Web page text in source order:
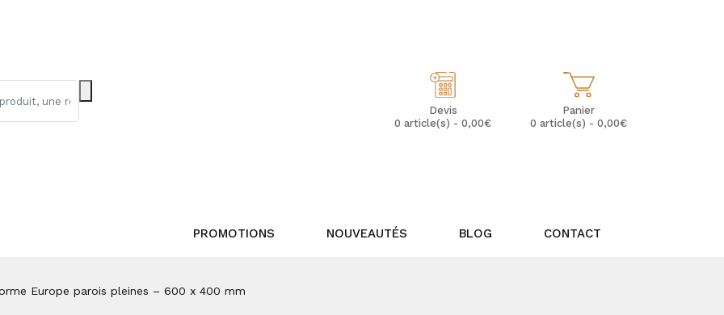
Panier
0 article(s) - 0,00€
Devis
0 article(s) - 0,00€
PROMOTIONS NOUVEAUTÉS BLOG CONTACT
Europe parois pleines – 600 x 400 mm